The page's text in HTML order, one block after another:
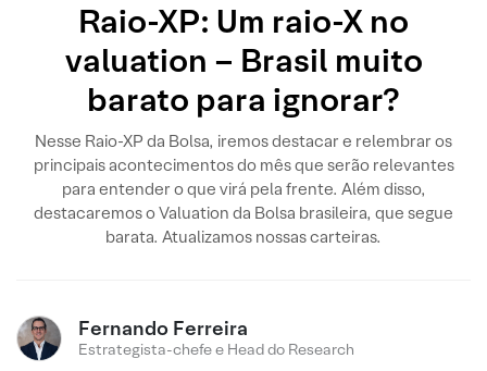
Raio-XP: Um raio-X no
valuation – Brasil muito
barato para ignorar?
Nesse Raio-XP da Bolsa, iremos destacar e relembrar os
principais acontecimentos do mês que serão relevantes
para entender o que virá pela frente. Além disso,
destacaremos o Valuation da Bolsa brasileira, que segue
barata. Atualizamos nossas carteiras.
Fernando Ferreira
Estrategista-chefe e Head do Research